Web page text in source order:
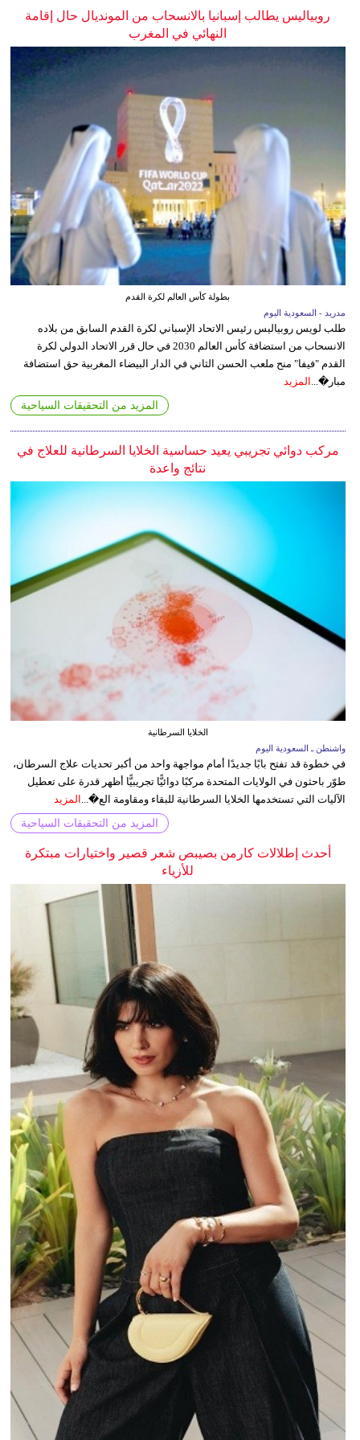
روبياليس يطالب إسبانيا بالانسحاب من المونديال حال إقامة
النهائي في المغرب
بطولة كأس العالم لكرة القدم
مدريد - السعودية اليوم
طلب لويس روبياليس رئيس الاتحاد الإسباني لكرة القدم السابق من بلاده
الانسحاب من استضافة كأس العالم 2030 في حال قرر الاتحاد الدولي لكرة
القدم "فيفا" منح ملعب الحسن الثاني في الدار البيضاء المغربية حق استضافة
مبار�... المزيد
المزيد من التحقيقات السياحية
مركب دوائي تجريبي يعيد حساسية الخلايا السرطانية للعلاج في
نتائج واعدة
الخلايا السرطانية
واشنطن ـ السعودية اليوم
في خطوة قد تفتح بابًا جديدًا أمام مواجهة واحد من أكبر تحديات علاج السرطان،
طوّر باحثون في الولايات المتحدة مركبًا دوائيًّا تجريبيًّا أظهر قدرة على تعطيل
الآليات التي تستخدمها الخلايا السرطانية للبقاء ومقاومة الع�... المزيد
المزيد من التحقيقات السياحية
أحدث إطلالات كارمن بصيبص شعر قصير واختيارات مبتكرة
للأزياء